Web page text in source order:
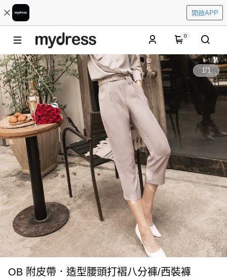
開啟APP
0
1/1
OB 附皮帶．造型腰頭打褶八分褲/西裝褲